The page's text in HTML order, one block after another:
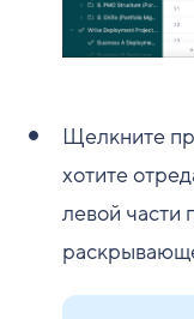
Щелкните
хотите
левой части